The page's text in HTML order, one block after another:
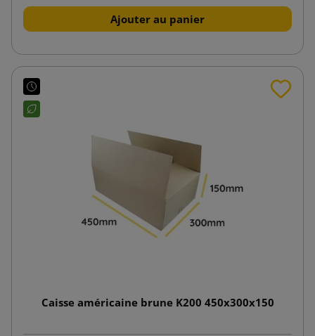
Ajouter au panier
Caisse américaine brune K200 450x300x150